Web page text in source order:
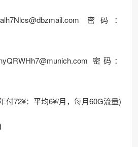
密码：
密码：
付72¥：平均6¥/月，每月60G流量)